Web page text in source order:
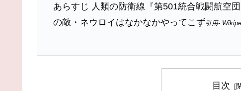
あらすじ 人類の防衛線『第501統合戦闘航空
の敵・ネウロイはなかなかやってこず引用-
目次